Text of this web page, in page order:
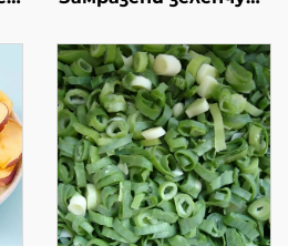
Замразен зелен
спаруж за продажба